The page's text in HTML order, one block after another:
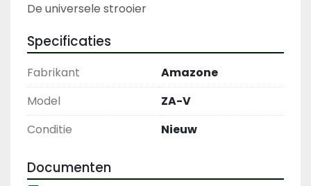
De universele strooier
Specificaties
Fabrikant
Amazone
Model
ZA-V
Conditie
Nieuw
Documenten